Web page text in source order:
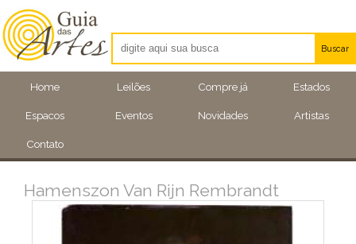
Home Leilões Compre já Estados
Espacos Eventos Novidades Artistas
Contato
Buscar
Artistas
Eventos
Hamenszon Van Rijn Rembrandt